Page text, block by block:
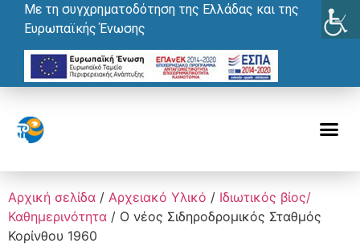
Με τη συγχρηματοδότηση της Ελλάδας και της
Ευρωπαϊκής Ένωσης
Αρχική σελίδα / Αρχειακό Υλικό / Ιδιωτικός βίος/
Καθημερινότητα / Ο νέος Σιδηροδρομικός Σταθμός
Κορίνθου 1960